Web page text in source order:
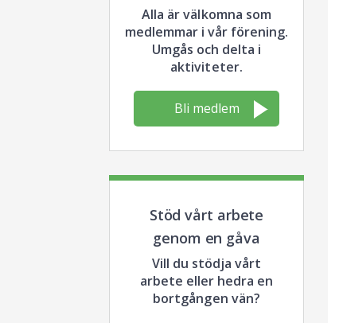
Alla är välkomna som
medlemmar i vår förening.
Umgås och delta i
aktiviteter.
Bli medlem
Stöd vårt arbete
genom en gåva
Vill du stödja vårt
arbete eller hedra en
bortgången vän?